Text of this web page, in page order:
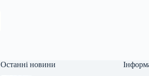
Останні новини